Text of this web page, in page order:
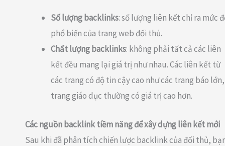
Số lượng backlinks: số lượng liên kết chỉ ra mức
phổ biến của trang web đối thủ.
Chất lượng backlinks: không phải tất cả các liên
kết đều mang lại giá trị như nhau. Các liên kết từ
các trang có độ tin cậy cao như các trang báo lớn,
trang giáo dục thường có giá trị cao hơn.
Các nguồn backlink tiềm năng để xây dựng liên kết mới
Sau khi đã phân tích chiến lược backlink của đối thủ,